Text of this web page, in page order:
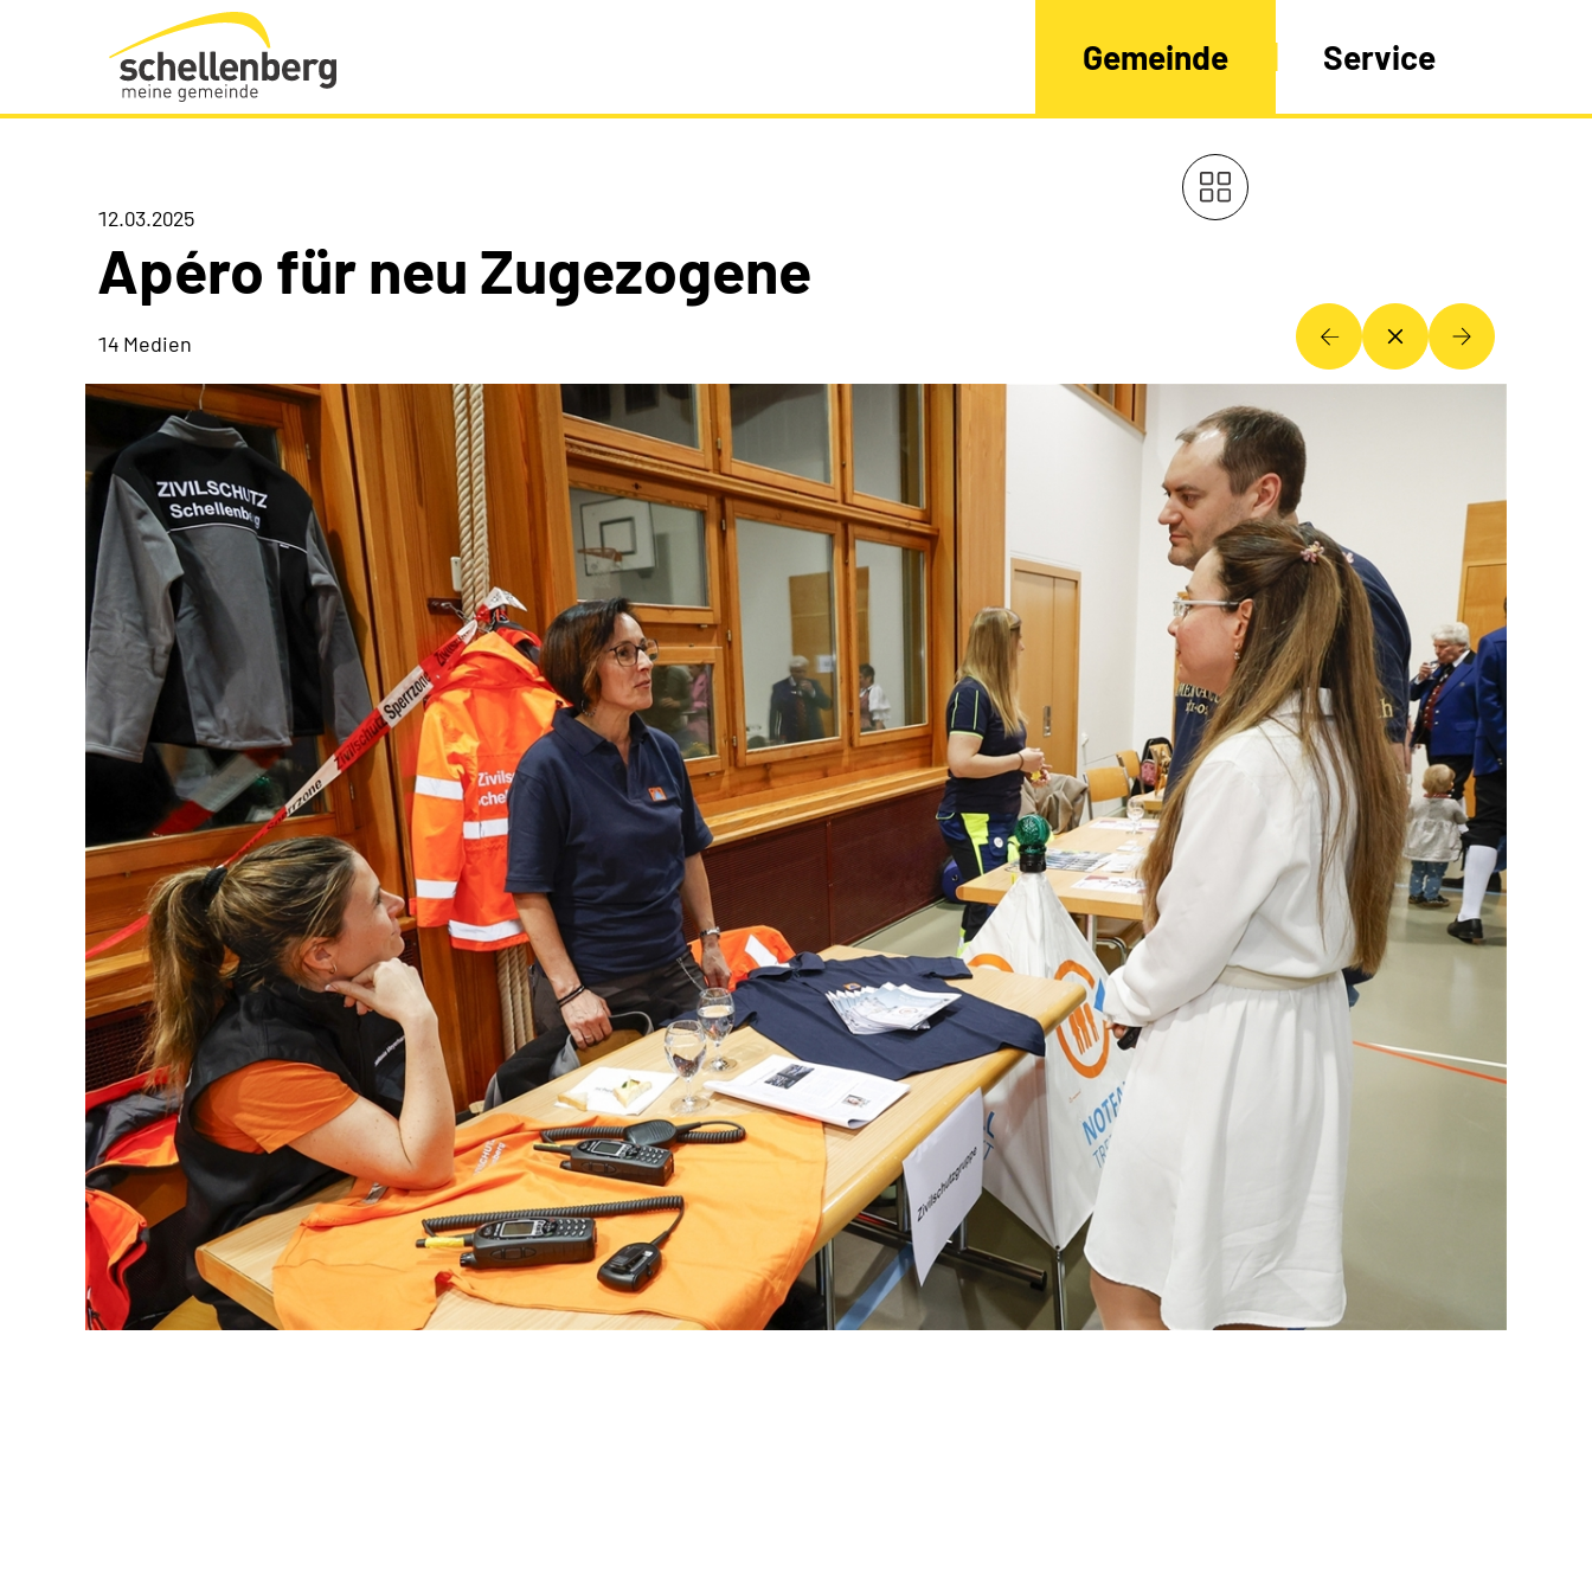
Gemeinde Schellenberg Startseite
Gemeinde Service
12.03.2025
Apéro für neu Zugezogene
14 Medien